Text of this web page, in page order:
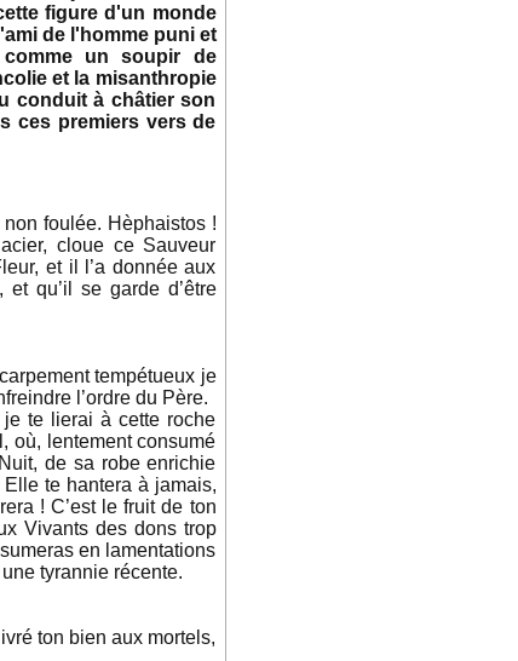
figure d'un monde
de l'homme puni et
un soupir de
et la misanthropie
conduit à châtier son
ces premiers vers de
foulée. Hèphaistos !
cloue ce Sauveur
et il l’a donnée aux
qu’il se garde d’être
tempétueux je
l’ordre du Père.
te lierai à cette roche
où, lentement consumé
de sa robe enrichie
te hantera à jamais,
! C’est le fruit de ton
Vivants des dons trop
en lamentations
tyrannie récente.
ton bien aux mortels,